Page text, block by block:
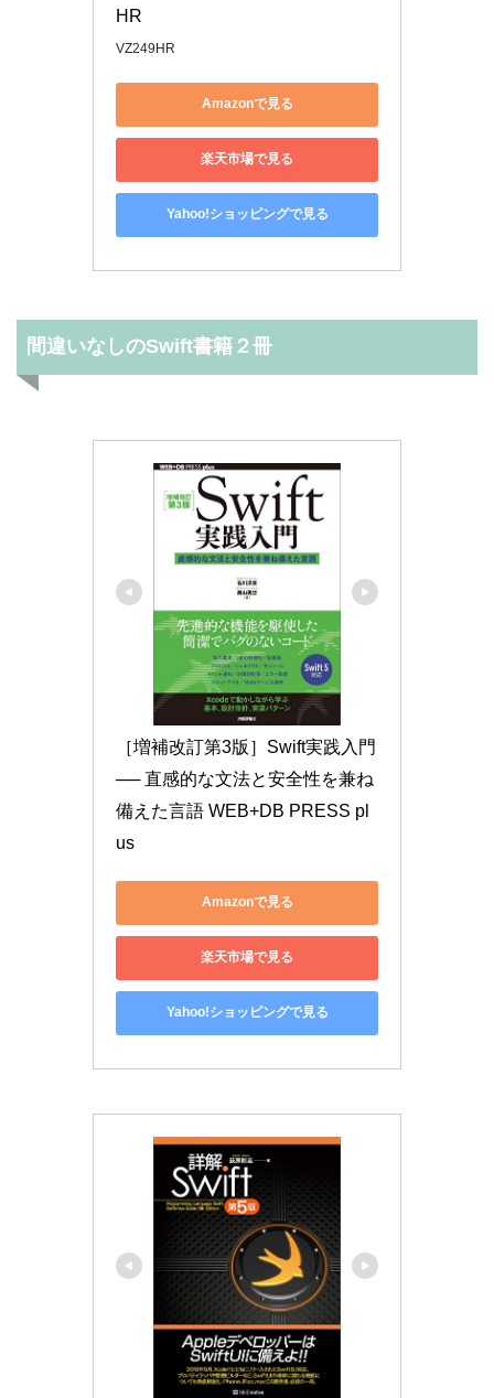
HR
VZ249HR
Amazonで見る
楽天市場で見る
Yahoo!ショッピングで見る
間違いなしのSwift書籍２冊
［増補改訂第3版］Swift実践入門
── 直感的な文法と安全性を兼ね
備えた言語 WEB+DB PRESS pl
us
Amazonで見る
楽天市場で見る
Yahoo!ショッピングで見る